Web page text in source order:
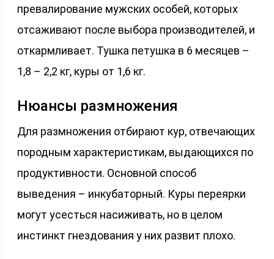
превалирование мужских особей, которых
отсаживают после выбора производителей, и
откармливает. Тушка петушка в 6 месяцев –
1,8 – 2,2 кг, куры от 1,6 кг.
Нюансы размножения
Для размножения отбирают кур, отвечающих
породным характеристикам, выдающихся по
продуктивности. Основной способ
выведения – инкубаторный. Куры переярки
могут усесться насиживать, но в целом
инстинкт гнездования у них развит плохо.